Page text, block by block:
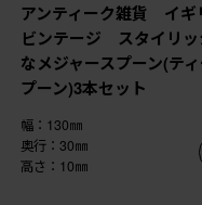
アンティーク雑貨 イギ
ビンテージ スタイリッ
なメジャースプーン(テ
プーン)3本セット
幅：130㎜
奥行：30㎜
高さ：10㎜